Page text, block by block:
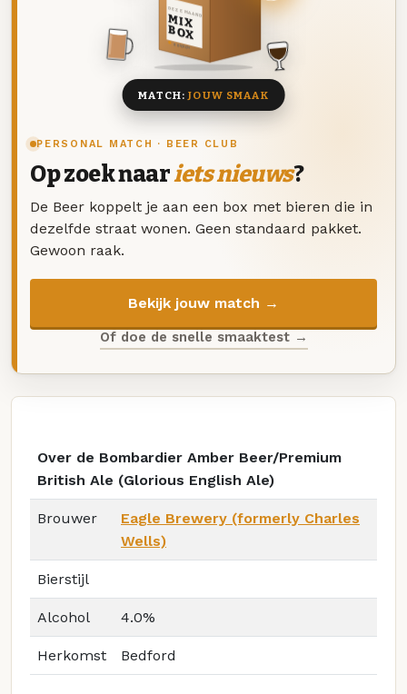
PERSONAL MATCH · BEER CLUB
Op zoek naariets nieuws?
De Beer koppelt je aan een box met bieren die in
dezelfde straat wonen. Geen standaard pakket.
Gewoon raak.
Bekijk jouw match →
Of doe de snelle smaaktest →
DEZE MAAND
MIX
BOX
8 BIEREN
MATCH:JOUW SMAAK
Over de Bombardier Amber Beer/Premium
British Ale (Glorious English Ale)
Brouwer
Eagle Brewery (formerly Charles
Wells)
Bierstijl
Alcohol 4.0%
Herkomst Bedford